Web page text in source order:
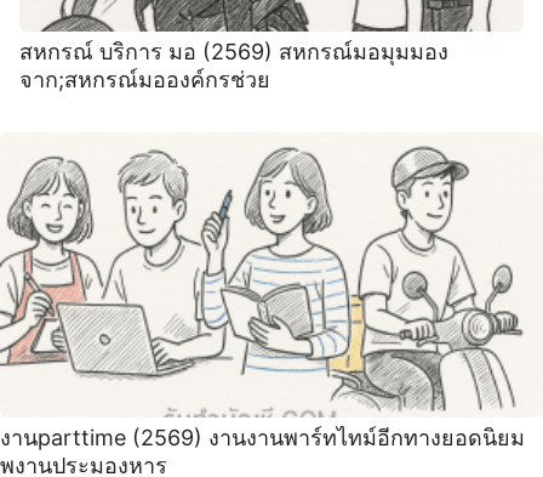
สหกรณ์ บริการ มอ (2569) สหกรณ์มอมุมมอง
จาก;สหกรณ์มอองค์กรช่วย
งานparttime (2569) งานงานพาร์ทไทม์อีกทางยอดนิยม
พงานประมองหาร